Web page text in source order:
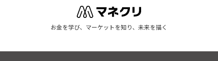
お金を学び、マーケットを知り、未来を描く